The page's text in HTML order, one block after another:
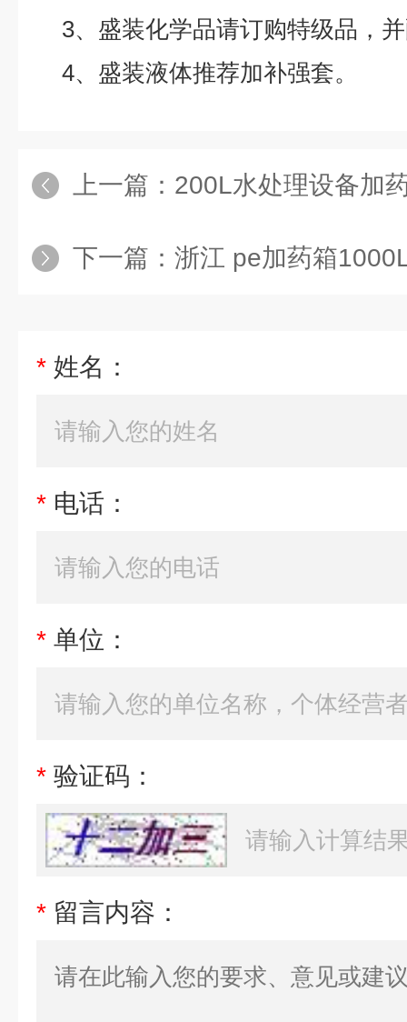
3、盛装化学品请订购特级品，
4、盛装液体推荐加补强套。
上一篇： 200L水处理设备加
下一篇： 浙江 pe加药箱
* 姓名：
* 电话：
* 单位：
* 验证码：
* 留言内容：